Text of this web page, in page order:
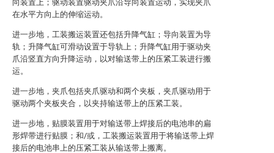
向装置上；驱动装置驱动夹爪沿导向装置运动，实现夹爪
在水平方向上的伸缩运动。
进一步地，工装搬运装置还包括升降气缸；导向装置为导
轨；升降气缸可滑动设置于导轨上；升降气缸用于驱动夹
爪沿竖直方向升降运动，以对输送带上的压紧工装进行搬
运。
进一步地，夹爪包括夹爪驱动和两个夹板，夹爪驱动用于
驱动两个夹板夹合，以夹持输送带上的压紧工装。
进一步地，贴膜装置用于对输送带上焊接后的电池串的扁
形焊带进行贴膜；和/或，工装搬运装置用于将输送带上焊
接后的电池串上的压紧工装从输送带上搬离。